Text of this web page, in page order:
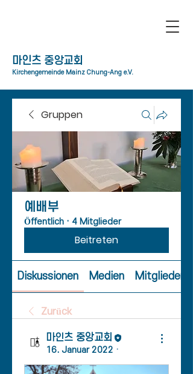
​마인츠 중앙교회
Kirchengemeinde Mainz Chung-Ang e.V.
Gruppen
예배부
Öffentlich · 4 Mitglieder
Beitreten
Diskussionen Medien Mitglieder
Zurück
마인츠 중앙교회
16. Januar 2022 ·